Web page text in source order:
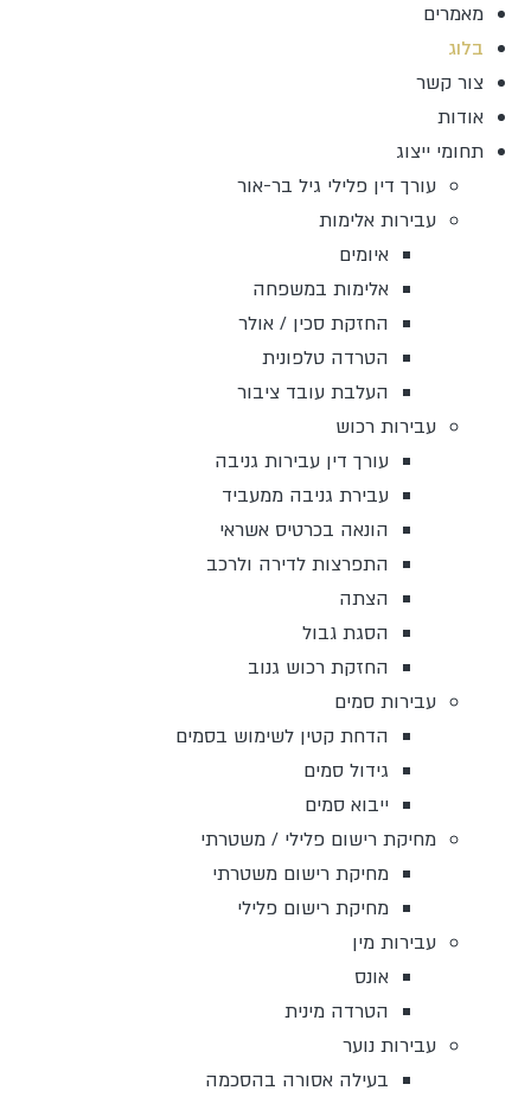
מאמרים
בלוג
צור קשר
אודות
תחומי ייצוג
עורך דין פלילי גיל בר-אור
עבירות אלימות
איומים
אלימות במשפחה
החזקת סכין / אולר
הטרדה טלפונית
העלבת עובד ציבור
עבירות רכוש
עורך דין עבירות גניבה
עבירת גניבה ממעביד
הונאה בכרטיס אשראי
התפרצות לדירה ולרכב
הצתה
הסגת גבול
החזקת רכוש גנוב
עבירות סמים
הדחת קטין לשימוש בסמים
גידול סמים
ייבוא סמים
מחיקת רישום פלילי / משטרתי
מחיקת רישום משטרתי
מחיקת רישום פלילי
עבירות מין
אונס
הטרדה מינית
עבירות נוער
בעילה אסורה בהסכמה